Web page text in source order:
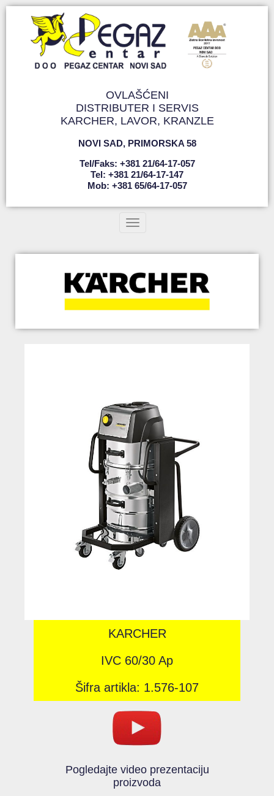
OVLAŠĆENI
DISTRIBUTER I SERVIS
KARCHER, LAVOR, KRANZLE
NOVI SAD, PRIMORSKA 58
Tel/faks: +381 21/64-17-057
Tel: +381 21/64-17-147
Mob: +381 65/64-17-057
Toggle navigation
KARCHER
IVC 60/30 Ap
Šifra artikla: 1.576-107
Pogledajte video prezentaciju
proizvoda